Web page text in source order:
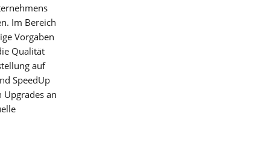
Im Bereich
Vorgaben
Qualität
auf
SpeedUp
an